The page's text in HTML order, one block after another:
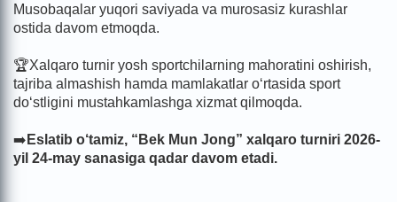
Musobaqalar yuqori saviyada va murosasiz kurashlar
ostida davom etmoqda.
🏆Xalqaro turnir yosh sportchilarning mahoratini oshirish,
tajriba almashish hamda mamlakatlar o‘rtasida sport
do‘stligini mustahkamlashga xizmat qilmoqda.
➡️ Eslatib o‘tamiz, “Bek Mun Jong” xalqaro turniri 2026-
yil 24-may sanasiga qadar davom etadi.